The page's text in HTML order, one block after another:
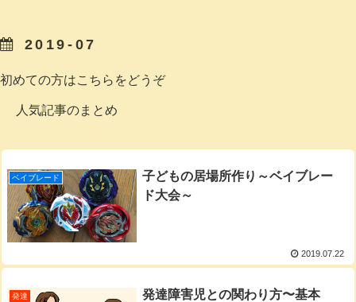
2019-07
初めての方はこちらをどうぞ
人気記事のまとめ
ベイブレード
子どもの居場所作り～ベイブレー
ド大会～
2019.07.22
発達
発達障害児との関わり方〜基本